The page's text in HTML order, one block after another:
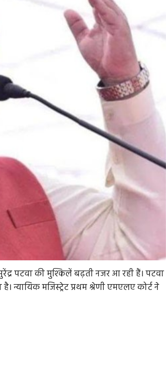
पटवा की मुश्किलें बढ़ती नजर आ रही हैं। पटवा
न्यायिक मजिस्ट्रेट प्रथम श्रेणी एमएलए कोर्ट ने